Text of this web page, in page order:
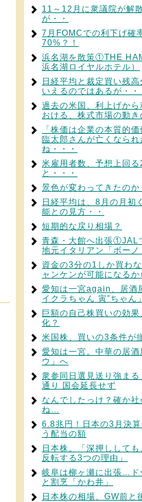
11～12月に衆議院が解
が・・
7月FOMCでの利下げ確
70%？！
浜名湖を散策①THE
浜名湖ロイヤルホテル）
日経平均と裁定買い残高
いえるのではあるが・・
過去の米国、利上げから
おける、株式市場の動き
「株価は企業の本質的
臨太郎さんが亡くなられ
ね・・・
米雇用者数、予想上回
と・・・
景色が変わってきたのか
日経平均は、8月の月初
能との見方・・
短期的な戻り相場？
青森・大館へ出張①JAL
地元イタリアン「ボー
資金の3分の1しか買わ
ャンケンが可能になるか
愛知は一宮again、居酒
イクラちゃん 寅”ちゃん
巨額の自己株買いの効
化？
米国株、買いの3条件が
愛知は一宮。中華の居酒
ウ」へ
衆参同日選見送り強ま
通り 国会延長せず
なんでしたっけ？確か社
ね…
6.8兆円！日本の3月決
う配当の額
日本株。「深押しして
反転する3つの理由」
岐阜は柳ヶ瀬に出張…ド
と割烹「かわ井」
日本株の相場、GW前と